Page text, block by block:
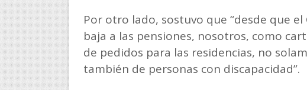
Por otro lado, sostuvo que “desde que
baja a las pensiones, nosotros, como
de pedidos para las residencias, no
también de personas con discapacidad”.